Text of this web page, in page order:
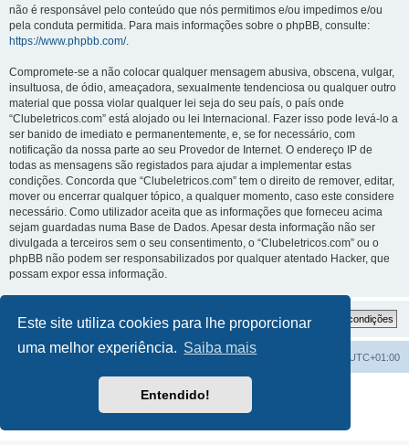
Este site utiliza cookies para lhe proporcionar
uma melhor experiência. Saiba mais
Entendido!
não é responsável pelo conteúdo que nós permitimos e/ou impedimos e/ou
pela conduta permitida. Para mais informações sobre o phpBB, consulte:
https://www.phpbb.com/.
Compromete-se a não colocar qualquer mensagem abusiva, obscena, vulgar,
insultuosa, de ódio, ameaçadora, sexualmente tendenciosa ou qualquer outro
material que possa violar qualquer lei seja do seu país, o país onde
“Clubeletricos.com” está alojado ou lei Internacional. Fazer isso pode levá-lo a
ser banido de imediato e permanentemente, e, se for necessário, com
notificação da nossa parte ao seu Provedor de Internet. O endereço IP de
todas as mensagens são registados para ajudar a implementar estas
condições. Concorda que “Clubeletricos.com” tem o direito de remover, editar,
mover ou encerrar qualquer tópico, a qualquer momento, caso este considere
necessário. Como utilizador aceita que as informações que forneceu acima
sejam guardadas numa Base de Dados. Apesar desta informação não ser
divulgada a terceiros sem o seu consentimento, o “Clubeletricos.com” ou o
phpBB não podem ser responsabilizados por qualquer atentado Hacker, que
possam expor essa informação.
O Fuso Horário do Fórum é UTC+01:00
Desenvolvido por phpBB® Forum Software © phpBB Limited